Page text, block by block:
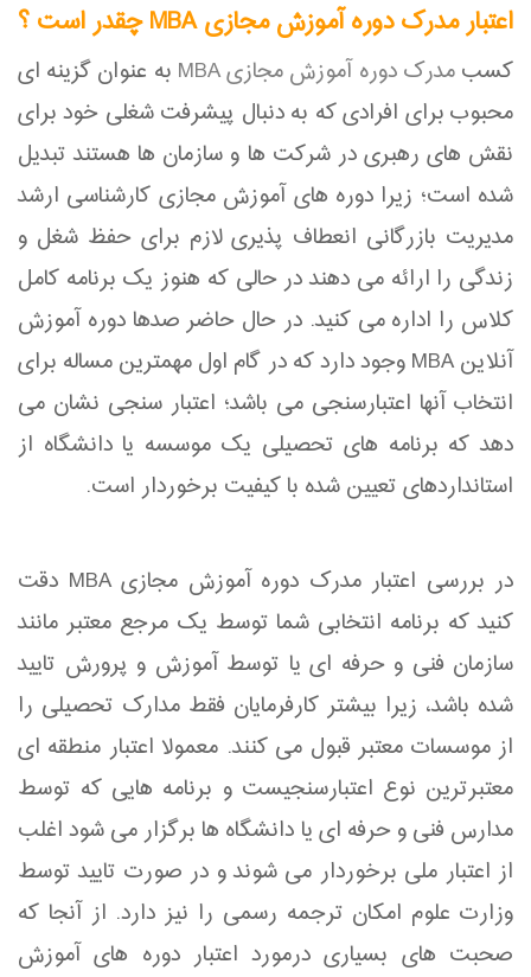
اعتبار مدرک دوره آموزش مجازی MBA چقدر است ؟
کسبمدرک دوره آموزش مجازی MBA
به عنوان گزینه ای
محبوب برای افرادی که به دنبال پیشرفت شغلی خود برای
نقش های رهبری در شرکت ها و سازمان ها هستند تبدیل
شده است؛ زیرا دوره های آموزش مجازی کارشناسی ارشد
مدیریت بازرگانی انعطاف پذیری لازم برای حفظ شغل و
زندگی را ارائه می دهند در حالی که هنوز یک برنامه کامل
کلاس را اداره می کنید. در حال حاضر صدها دوره آموزش
آنلاین MBA وجود دارد که در گام اول مهمترین مساله برای
انتخاب آنها اعتبارسنجی می باشد؛ اعتبار سنجی نشان می
دهد که برنامه های تحصیلی یک موسسه یا دانشگاه از
استانداردهای تعیین شده با کیفیت برخوردار است.
در بررسی اعتبار مدرک دوره آموزش مجازی MBA دقت
کنید که برنامه انتخابی شما توسط یک مرجع معتبر مانند
سازمان فنی و حرفه ای یا توسط آموزش و پرورش تایید
شده باشد، زیرا بیشتر کارفرمایان فقط مدارک تحصیلی را
از موسسات معتبر قبول می کنند. معمولا اعتبار منطقه ای
معتبرترین نوع اعتبارسنجیست و برنامه هایی که توسط
مدارس فنی و حرفه ای یا دانشگاه ها برگزار می شود اغلب
از اعتبار ملی برخوردار می شوند و در صورت تایید توسط
وزارت علوم امکان ترجمه رسمی را نیز دارد. از آنجا که
صحبت های بسیاری درمورد اعتبار دوره های آموزش